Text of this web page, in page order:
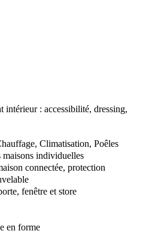
intérieur : accessibilité, dressing,
Climatisation, Poêles
maisons individuelles
connectée, protection
fenêtre et store
en forme